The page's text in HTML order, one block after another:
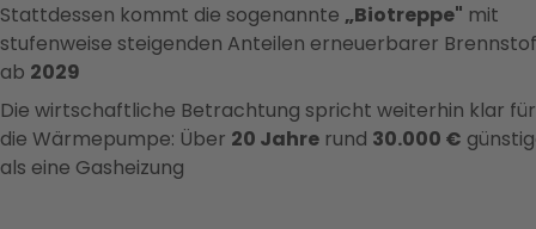
Stattdessen kommt die sogenannte „Biotreppe" mit
stufenweise steigenden Anteilen erneuerbarer
ab 2029
Die wirtschaftliche Betrachtung spricht weiterhin klar für
die Wärmepumpe: Über 20 Jahrerund 30.000 €
als eine Gasheizung